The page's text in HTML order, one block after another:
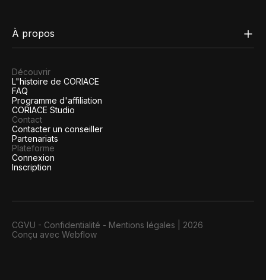
À propos
Découvrir
L"histoire de CORIACE
FAQ
Programme d'affiliation
CORIACE Studio
Contact
Contacter un conseiller
Partenariats
Plateforme
Connexion
Inscription
CGVU - Confidentialité - Mentions légales
2026
Conçu avec Webflow